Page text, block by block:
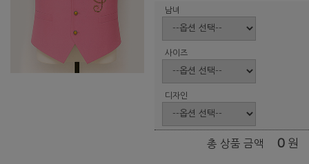
남녀
사이즈
디자인
총 상품 금액 0 원